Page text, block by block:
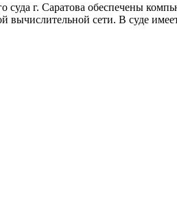
суда г. Саратова обеспечены
вычислительной сети. В суде